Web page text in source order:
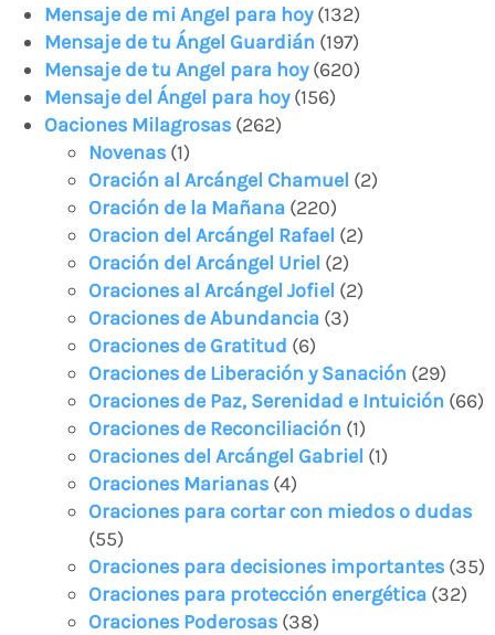
Mensaje de mi Angel para hoy(132)
Mensaje de tu Ángel Guardián (197)
Mensaje de tu Angel para hoy(620)
Mensaje del Ángel para hoy(156)
Oaciones Milagrosas (262)
Novenas (1)
Oración al Arcángel Chamuel (2)
Oración de la Mañana (220)
Oracion del Arcángel Rafael (2)
Oración del Arcángel Uriel (2)
Oraciones al Arcángel Jofiel (2)
Oraciones de Abundancia (3)
Oraciones de Gratitud (6)
Oraciones de Liberación y Sanación (29)
Oraciones de Paz, Serenidad e Intuición (66)
Oraciones de Reconciliación (1)
Oraciones del Arcángel Gabriel (1)
Oraciones Marianas (4)
Oraciones para cortar con miedos o dudas
(55)
Oraciones para decisiones importantes (35)
Oraciones para protección energética (32)
Oraciones Poderosas (38)